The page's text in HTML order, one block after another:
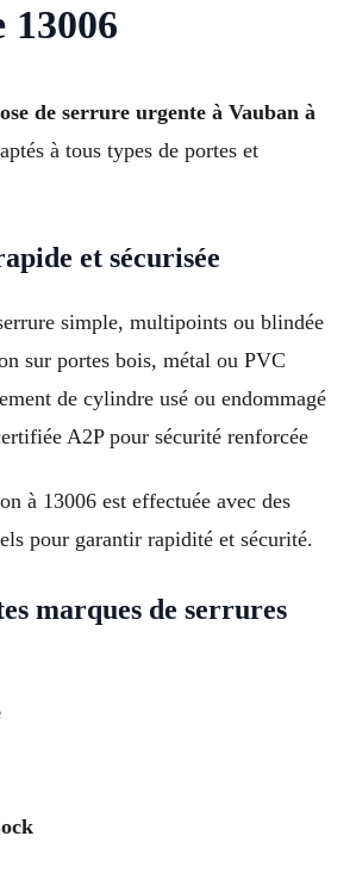
de serrure urgente à Vauban à
à tous types de portes et
et sécurisée
simple, multipoints ou blindée
sur portes bois, métal ou PVC
de cylindre usé ou endommagé
A2P pour sécurité renforcée
à 13006 est effectuée avec des
pour garantir rapidité et sécurité.
marques de serrures